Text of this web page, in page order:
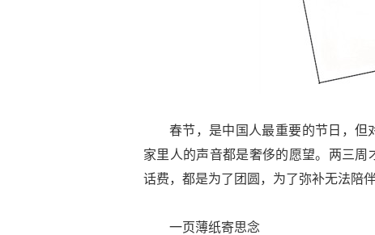
春节，是中国人最重要的节日，但
家里人的声音都是奢侈的愿望。两三
话费，都是为了团圆，为了弥补无法陪
一页薄纸寄思念